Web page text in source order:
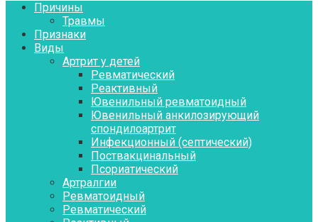
Причины
Травмы
Признаки
Виды
Артрит у детей
Ревматический
Реактивный
Ювенильный ревматоидный
Ювенильный анкилозирующий
спондилоартрит
Инфекционный (септический)
Поствакцинальный
Псориатический
Артралгии
Ревматоидный
Ревматический